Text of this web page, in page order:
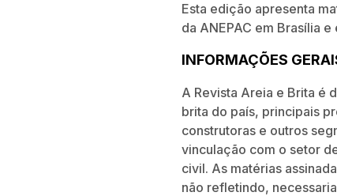
Esta edição apresenta
da ANEPAC em Brasília
INFORMAÇÕES
A Revista Areia e Brita é
brita do país, principais
construtoras e outros
vincu­lação com o setor
civil. As matérias
não refletindo,